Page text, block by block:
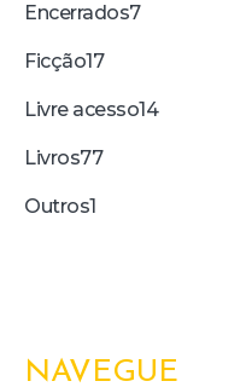
Encerrados7
Ficção17
Livre acesso14
Livros77
Outros1
NAVEGUE